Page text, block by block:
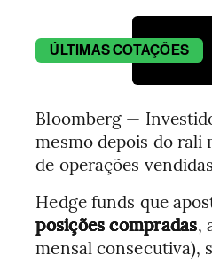
ÚLTIMASCOTAÇÕES
Bloomberg —
mesmo depois do rali
de operações
Hedge funds que
posições compradas,
mensal consecutiva),